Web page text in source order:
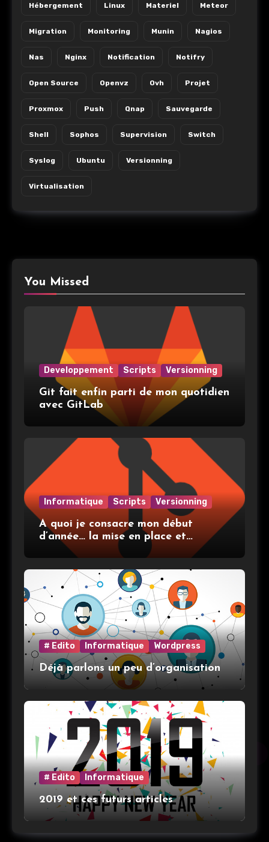
Hébergement Linux Materiel Meteor
Migration Monitoring Munin Nagios
Nas Nginx Notification Notifry
Open Source Openvz Ovh Projet
Proxmox Push Qnap Sauvegarde
Shell Sophos Supervision Switch
Syslog Ubuntu Versionning
Virtualisation
You Missed
Developpement Scripts Versionning
Git fait enfin parti de mon quotidien
avec GitLab
Informatique Scripts Versionning
A quoi je consacre mon début
d’année… la mise en place et
l’utilisation de git
# Edito Informatique Wordpress
Déjà parlons un peu d’organisation
# Edito Informatique
2019 et ces futurs articles